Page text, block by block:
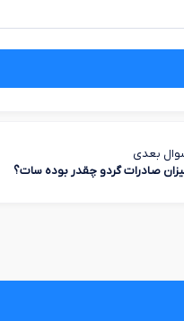
بعدی
صادرات گردو چقدر بوده سات؟